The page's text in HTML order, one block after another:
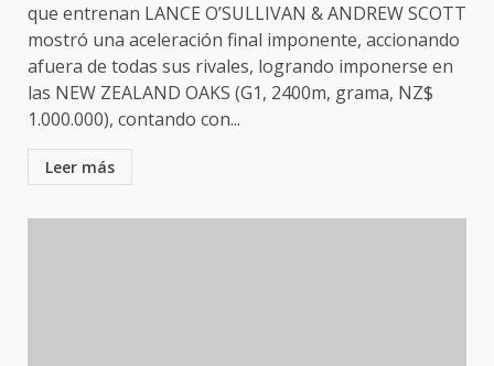
que entrenan LANCE O’SULLIVAN & ANDREW SCOTT
mostró una aceleración final imponente, accionando
afuera de todas sus rivales, logrando imponerse en
las NEW ZEALAND OAKS (G1, 2400m, grama, NZ$
1.000.000), contando con...
Leer más